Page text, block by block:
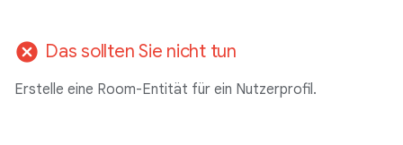
cancel Das sollten Sie nicht tun
Erstelle eine Room-Entität für ein Nutzerprofil.